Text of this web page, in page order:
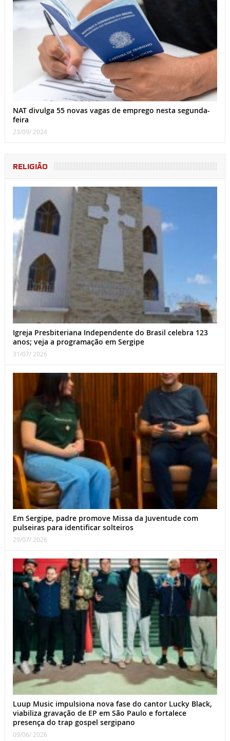
NAT divulga 55 novas vagas de emprego nesta segunda-
feira
23/09/ 2024
RELIGIÃO
Igreja Presbiteriana Independente do Brasil celebra 123
anos; veja a programação em Sergipe
31/07/ 2026
Em Sergipe, padre promove Missa da Juventude com
pulseiras para identificar solteiros
29/07/ 2026
Luup Music impulsiona nova fase do cantor Lucky Black,
viabiliza gravação de EP em São Paulo e fortalece
presença do trap gospel sergipano
09/06/ 2026